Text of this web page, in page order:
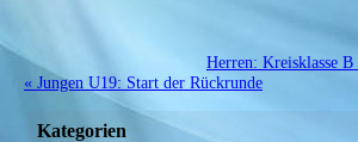
Herren: Kreisklasse
« Jungen U19: Start der Rückrunde
Kategorien